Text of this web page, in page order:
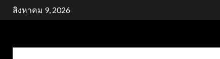
Skipสิงหาคม 9, 2026